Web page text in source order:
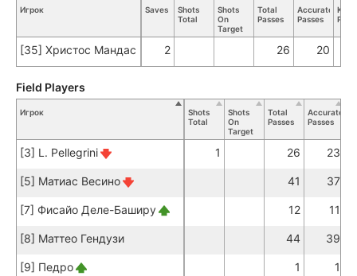
Игрок Saves
Shots
Total
Shots
On
Target
Total
Passes
Accurate
Passes
Key
[35] Христос Мандас 2 26 20
Игрок
Shots
Total
Shots
On
Target
Total
Passes
Accurate
Passes
[3] L. Pellegrini 1 26 23
[5] Матиас Весино 41 37
[7] Фисайо Деле-Баширу 12 11
[8] Маттео Гендузи 44 39
[9] Педро 1 1
Field Players